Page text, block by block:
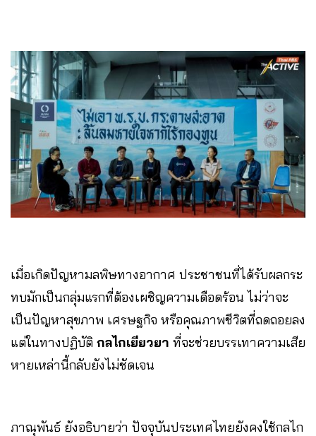
เมื่อเกิดปัญหามลพิษทางอากาศ ประชาชนที่ได้รับผลกระ
ทบมักเป็นกลุ่มแรกที่ต้องเผชิญความเดือดร้อน ไม่ว่าจะ
เป็นปัญหาสุขภาพ เศรษฐกิจ หรือคุณภาพชีวิตที่ถดถอยลง
แต่ในทางปฏิบัติ กลไกเยียวยา ที่จะช่วยบรรเทาความเสีย
หายเหล่านี้กลับยังไม่ชัดเจน
ภาณุพันธ์ ยังอธิบายว่า ปัจจุบันประเทศไทยยังคงใช้กลไก